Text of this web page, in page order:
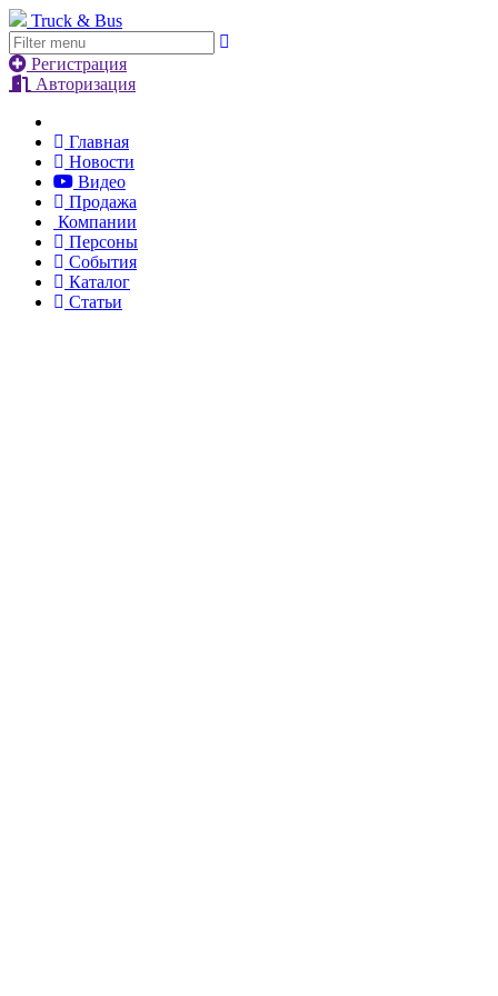
Truck & Bus
Регистрация
Авторизация
Главная
Новости
Видео
Продажа
Компании
Персоны
События
Каталог
Статьи